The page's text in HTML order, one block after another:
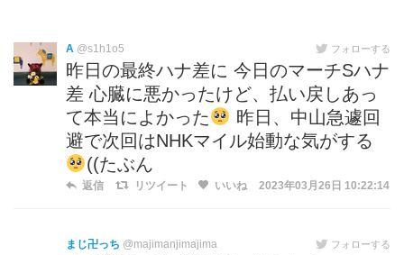
A @s1h1o5 フォローする
昨日の最終ハナ差に 今日のマーチSハナ
差 心臓に悪かったけど、払い戻しあっ
て本当によかった
昨日、中山急遽回
避で次回はNHKマイル始動な気がする
((たぶん
返信 リツイート いいね 2023年03月26日 10:22:14
まじ卍っち @majimanjimajima フォローする